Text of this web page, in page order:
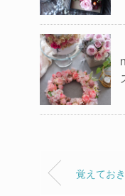
覚えてお